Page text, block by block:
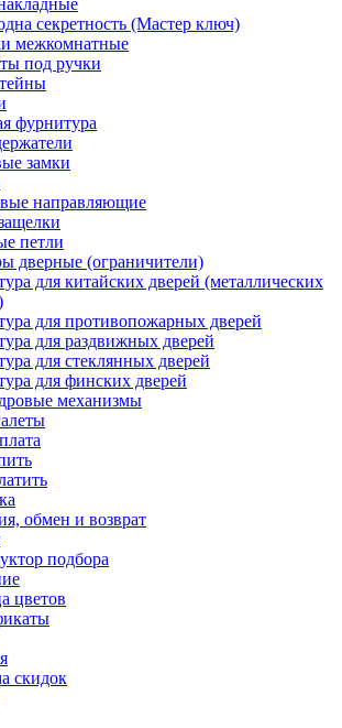
секретность (Мастер ключ)
межкомнатные
под ручки
фурнитура
замки
направляющие
петли
дверные (ограничители)
для китайских дверей (металлических
для противопожарных дверей
для раздвижных дверей
для стеклянных дверей
для финских дверей
механизмы
обмен и возврат
подбора
цветов
скидок